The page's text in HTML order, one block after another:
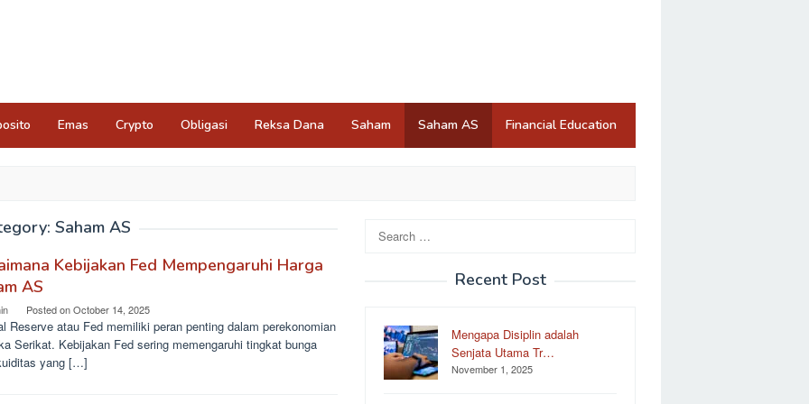
Emas Crypto Obligasi Reksa Dana Saham Saham AS Financial Education
Saham AS
Kebijakan Fed Mempengaruhi Harga
AS
Posted onOctober 14, 2025
Reserve atau Fed memiliki peran penting dalam perekonomian
Serikat. Kebijakan Fed sering memengaruhi tingkat bunga
yang […]
Search
for:
Recent Post
Mengapa Disiplin adalah
Senjata Utama Tr…
November 1, 2025